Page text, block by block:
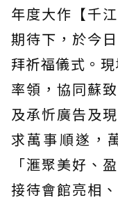
年度大作【千
期待下，於今
拜祈福儀式。
率領，協同蘇
及承忻廣告及
求萬事順遂，
「滙聚美好、
接待會館亮相